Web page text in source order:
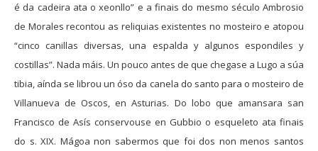
é da cadeira ata o xeonllo” e a finais do mesmo século Ambrosio
de Morales recontou as reliquias existentes no mosteiro e atopou
“cinco canillas diversas, una espalda y algunos espondiles y
costillas”. Nada máis. Un pouco antes de que chegase a Lugo a súa
tibia, aínda se librou un óso da canela do santo para o mosteiro de
Villanueva de Oscos, en Asturias. Do lobo que amansara san
Francisco de Asís conservouse en Gubbio o esqueleto ata finais
do s. XIX. Mágoa non sabermos que foi dos non menos santos